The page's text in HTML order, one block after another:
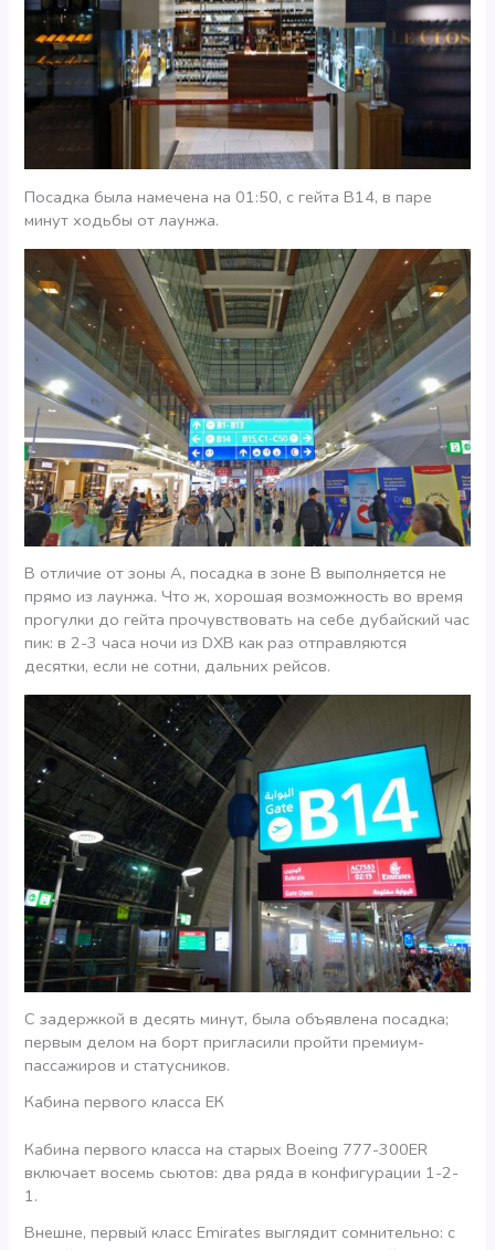
Посадка была намечена на 01:50, с гейта B14, в паре
минут ходьбы от лаунжа.
В отличие от зоны А, посадка в зоне В выполняется не
прямо из лаунжа. Что ж, хорошая возможность во время
прогулки до гейта прочувствовать на себе дубайский час
пик: в 2-3 часа ночи из DXB как раз отправляются
десятки, если не сотни, дальних рейсов.
С задержкой в десять минут, была объявлена посадка;
первым делом на борт пригласили пройти премиум-
пассажиров и статусников.
Кабина первого класса ЕК
Кабина первого класса на старых Boeing 777-300ER
включает восемь сьютов: два ряда в конфигурации 1-2-
1.
Внешне, первый класс Emirates выглядит сомнительно: с